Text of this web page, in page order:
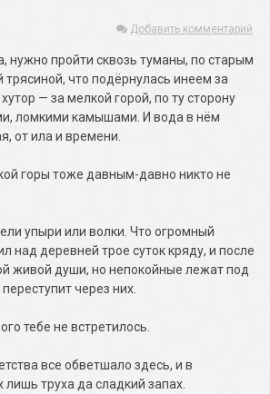
Добавить комментарий
нужно пройти сквозь туманы, по старым
что подёрнулась инеем за
— за мелкой горой, по ту сторону
ломкими камышами. И вода в нём
от ила и времени.
горы тоже давным-давно никто не
упыри или волки. Что огромный
над деревней трое суток кряду, и после
живой души, но непокойные лежат под
через них.
тебе не встретилось.
все обветшало здесь, и в
труха да сладкий запах.